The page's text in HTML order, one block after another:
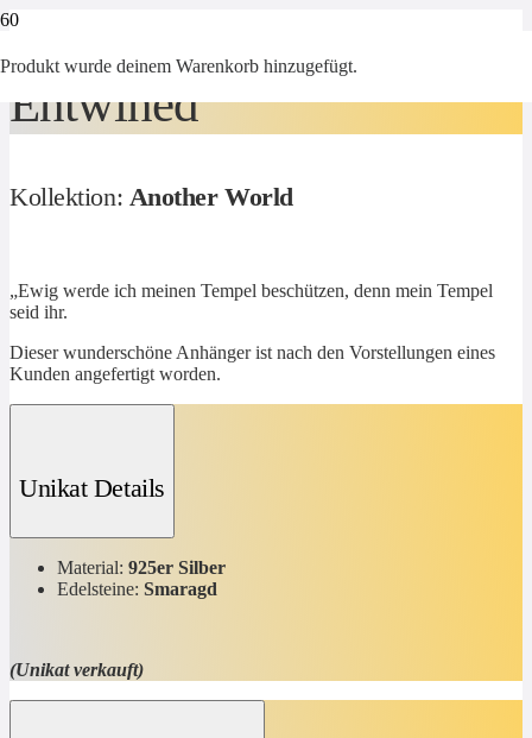
Produkt wurde deinem Warenkorb hinzugefügt.
Entwined
Kollektion: Another World
„Ewig werde ich meinen Tempel beschützen, denn mein Tempel
seid ihr.
Dieser wunderschöne Anhänger ist nach den Vorstellungen eines
Kunden angefertigt worden.
Unikat Details
Material: 925er Silber
Edelsteine: Smaragd
(Unikat verkauft)